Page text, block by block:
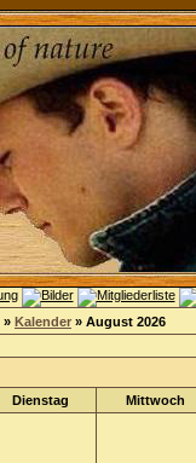
» Kalender » August 2026
Dienstag Mittwoch